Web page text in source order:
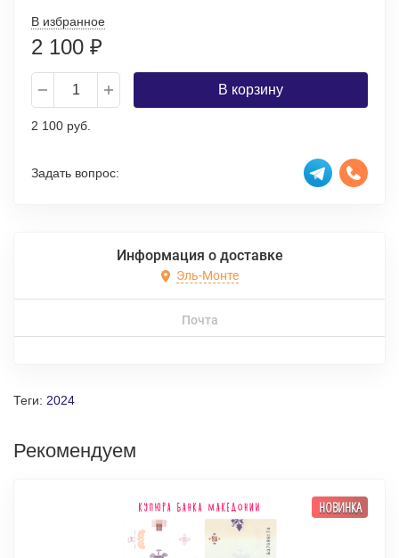
В избранное
2 100 ₽
В корзину
2 100 руб.
Задать вопрос:
Информация о доставке
Эль-Монте
Почта
Теги: 2024
Рекомендуем
НОВИНКА